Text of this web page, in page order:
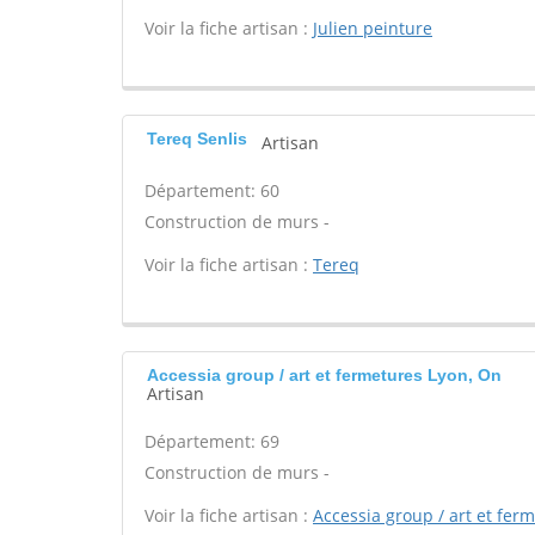
Voir la fiche artisan : Julien peinture
Tereq Senlis Artisan
Département: 60
Construction de murs -
Voir la fiche artisan : Tereq
Accessia group / art et fermetures Lyon, On
Artisan
Département: 69
Construction de murs -
Voir la fiche artisan : Accessia group / art et